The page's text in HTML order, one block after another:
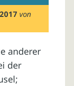
von
anderer
der